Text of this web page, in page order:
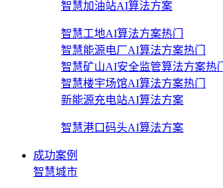
智慧加油站AI算法方案
智慧工地AI算法方案热门
智慧能源电厂AI算法方案热门
智慧矿山AI安全监管算法方案热门
智慧楼宇场馆AI算法方案热门
新能源充电站AI算法方案
智慧港口码头AI算法方案
成功案例
智慧城市